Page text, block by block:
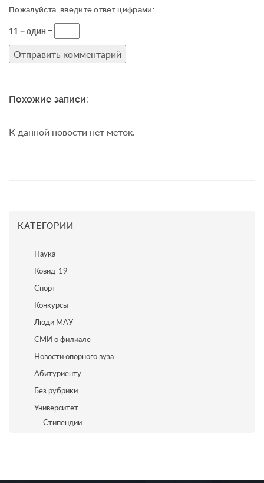
Пожалуйста, введите ответ цифрами:
11 − один =
Похожие записи:
К данной новости нет меток.
КАТЕГОРИИ
Наука
Ковид-19
Спорт
Конкурсы
Люди МАУ
СМИ о филиале
Новости опорного вуза
Абитуриенту
Без рубрики
Университет
Стипендии